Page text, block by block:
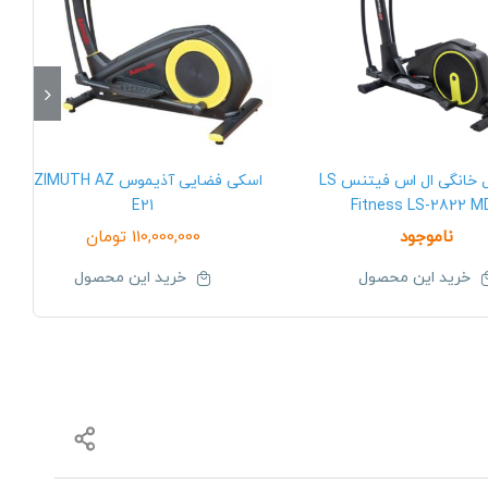
الپتیکال خانگی ال اس فیتنس LS
Fitness LS-2822
ناموجود
خرید این محصول
اسکی فضایی آذیموس AZIMUTH AZ
E21
110,000,000 تومان
خرید این محصول